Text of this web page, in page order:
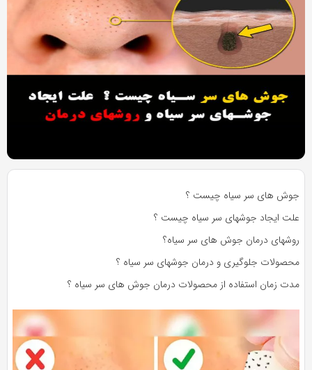
به
اشتراک
بگذارید.
کپی
لینک
اشتراک
بگذارید.
لینک
جوش های سر سیاه چیست ؟
علت ایجاد جوشهای سر سیاه چیست ؟
روشهای درمان جوش های سر سیاه؟
محصولات جلوگیری و درمان جوشهای سر سیاه ؟
مدت زمان استفاده از محصولات درمان جوش های سر سیاه ؟